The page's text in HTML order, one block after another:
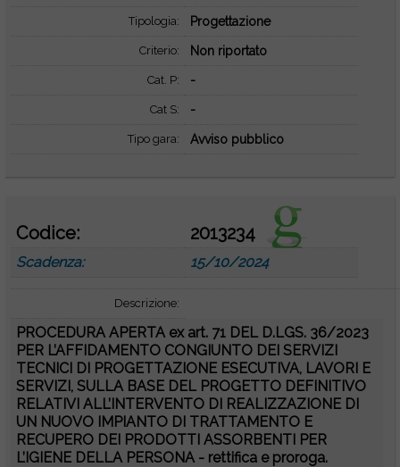
Tipologia: Progettazione
Criterio: Non riportato
Cat. P: -
Cat S: -
Tipo gara: Avviso pubblico
Codice: 2013234
Scadenza: 15/10/2024
Descrizione:
PROCEDURA APERTA ex art. 71 DEL D.LGS. 36/2023
PER L’AFFIDAMENTO CONGIUNTO DEI SERVIZI
TECNICI DI PROGETTAZIONE ESECUTIVA, LAVORI E
SERVIZI, SULLA BASE DEL PROGETTO DEFINITIVO
RELATIVI ALL’INTERVENTO DI REALIZZAZIONE DI
UN NUOVO IMPIANTO DI TRATTAMENTO E
RECUPERO DEI PRODOTTI ASSORBENTI PER
L’IGIENE DELLA PERSONA - rettifica e proroga.